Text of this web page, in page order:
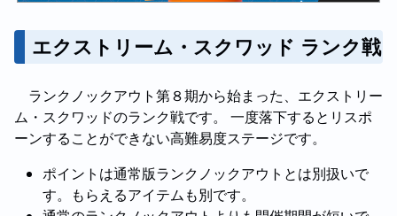
エクストリーム・スクワッド ランク戦
ランクノックアウト第８期から始まった、エクストリー
ム・スクワッドのランク戦です。 一度落下するとリスポ
ーンすることができない高難易度ステージです。
ポイントは通常版ランクノックアウトとは別扱いで
す。もらえるアイテムも別です。